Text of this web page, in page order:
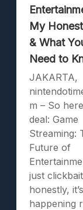
My
& What
Need to
JAKARTA,
m – So
deal: Game
Streaming:
Future of
just
honestly, it’s
happening